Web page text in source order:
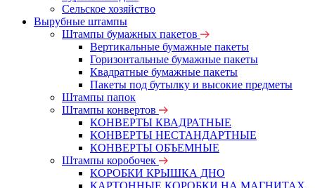
Сельское хозяйство
Вырубные штампы
Штампы бумажных пакетов
Вертикальные бумажные пакеты
Горизонтальные бумажные пакеты
Квадратные бумажные пакеты
Пакеты под бутылку и высокие предметы
Штампы папок
Штампы конвертов
КОНВЕРТЫ КВАДРАТНЫЕ
КОНВЕРТЫ НЕСТАНДАРТНЫЕ
КОНВЕРТЫ ОБЪЕМНЫЕ
Штампы коробочек
КОРОБКИ КРЫШКА ДНО
КАРТОННЫЕ КОРОБКИ НА МАГНИТАХ